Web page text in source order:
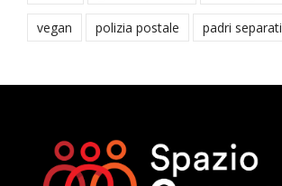
vegan polizia postale padri separati